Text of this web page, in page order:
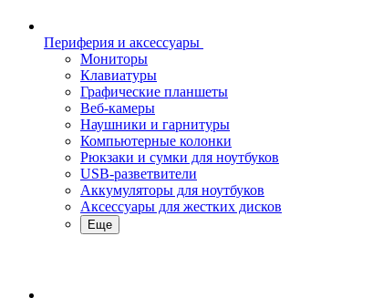
Периферия и аксессуары
Мониторы
Клавиатуры
Графические планшеты
Веб-камеры
Наушники и гарнитуры
Компьютерные колонки
Рюкзаки и сумки для ноутбуков
USB-разветвители
Аккумуляторы для ноутбуков
Аксессуары для жестких дисков
Еще